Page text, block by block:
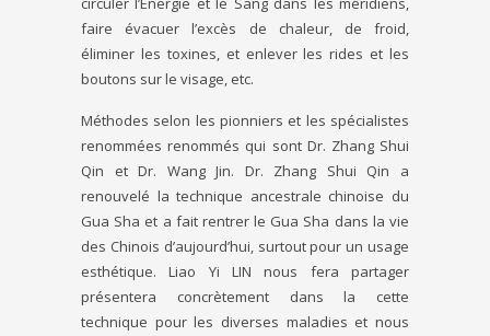
faire évacuer l’excès de chaleur, de froid,
éliminer les toxines, et enlever les rides et les
boutons sur le visage, etc.
Méthodes selon les pionniers et les spécialistes
renommées renommés qui sont Dr. Zhang Shui
Qin et Dr. Wang Jin. Dr. Zhang Shui Qin a
renouvelé la technique ancestrale chinoise du
Gua Sha et a fait rentrer le Gua Sha dans la vie
des Chinois d’aujourd’hui, surtout pour un usage
esthétique. Liao Yi LIN nous fera partager
présentera concrètement dans la cette
technique pour les diverses maladies et nous